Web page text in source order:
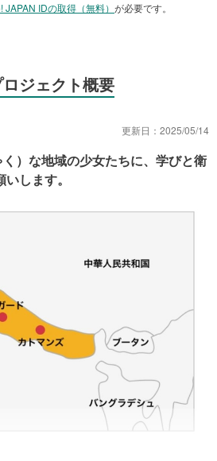
JAPAN IDの取得（無料） が必要です。
ジェクト概要
更新日： 2025/05/14
）な地域の少女たちに、学びと衛
します。